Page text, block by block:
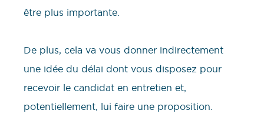
être plus importante.
De plus, cela va vous donner indirectement
une idée du délai dont vous disposez pour
recevoir le candidat en entretien et,
potentiellement, lui faire une proposition.